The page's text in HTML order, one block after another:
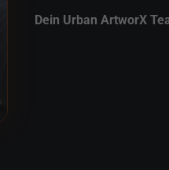
Dein Urban ArtworX